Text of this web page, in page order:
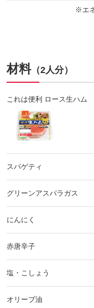
エ
材料（2人分）
これは便利 ロース生ハム
スパゲティ
グリーンアスパラガス
にんにく
赤唐辛子
塩・こしょう
オリーブ油